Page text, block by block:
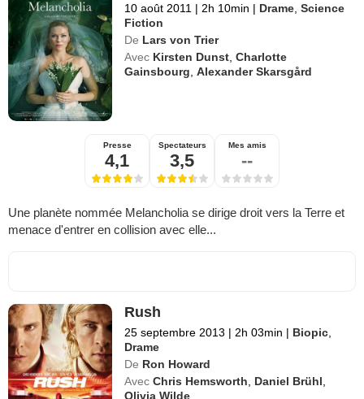
10 août 2011 | 2h 10min | Drame ,Science
Fiction
De Lars von Trier
Avec Kirsten Dunst ,Charlotte
Gainsbourg ,Alexander Skarsgård
Presse
4,1
Spectateurs
3,5
Mes amis
--
Une planète nommée Melancholia se dirige droit vers la Terre et
menace d'entrer en collision avec elle...
Rush
25 septembre 2013 | 2h 03min | Biopic
Drame
De Ron Howard
Avec Chris Hemsworth Daniel Brühl
Olivia Wilde